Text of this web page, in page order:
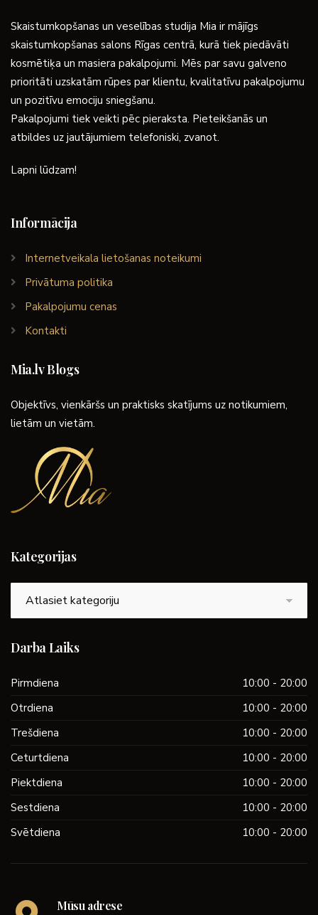
Skaistumkopšanas un veselības studija Mia ir mājīgs
skaistumkopšanas salons Rīgas centrā, kurā tiek piedāvāti
kosmētiķa un masiera pakalpojumi. Mēs par savu galveno
prioritāti uzskatām rūpes par klientu, kvalitatīvu pakalpojumu
un pozitīvu emociju sniegšanu.
Pakalpojumi tiek veikti pēc pieraksta. Pieteikšanās un
atbildes uz jautājumiem telefoniski, zvanot.
Lapni lūdzam!
Informācija
Internetveikala lietošanas noteikumi
Privātuma politika
Pakalpojumu cenas
Kontakti
Mia.lv Blogs
Objektīvs, vienkāršs un praktisks skatījums uz notikumiem,
lietām un vietām.
Kategorijas
Darba Laiks
Pirmdiena
10:00 - 20:00
Otrdiena
10:00 - 20:00
Trešdiena
10:00 - 20:00
Ceturtdiena
10:00 - 20:00
Piektdiena
10:00 - 20:00
Sestdiena
10:00 - 20:00
Svētdiena
10:00 - 20:00
Mūsu adrese